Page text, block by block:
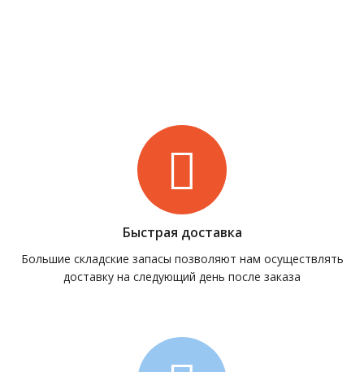
Быстрая доставка
Большие складские запасы позволяют нам осуществлять
доставку на следующий день после заказа